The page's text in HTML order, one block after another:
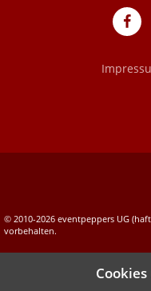
© 2010-2026 eventpeppers UG
vorbehalten.